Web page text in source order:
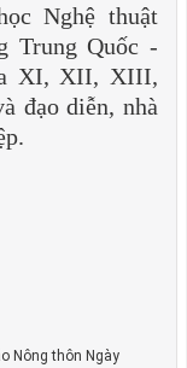
Nghệ thuật
Trung Quốc -
XI, XII, XIII,
đạo diễn, nhà
Nông thôn Ngày